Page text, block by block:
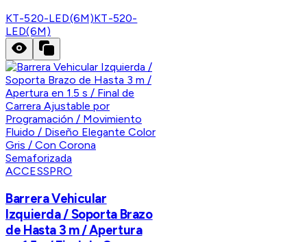
KT-520-LED(6M)KT-520-
LED(6M)
ACCESSPRO
Barrera Vehicular
Izquierda / Soporta Brazo
de Hasta 3 m / Apertura